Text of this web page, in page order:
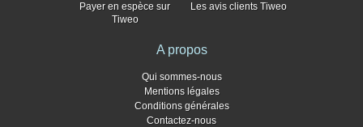
Payer en espèce sur
Tiweo
Les avis clients Tiweo
A propos
Qui sommes-nous
Mentions légales
Conditions générales
Contactez-nous